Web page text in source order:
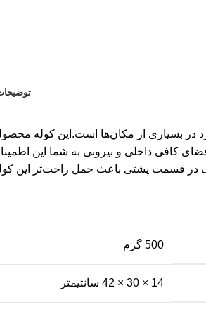
در بسیاری از مکان‌ها است.این کوله
کافی داخلی و بیرونی به شما این
500 گرم
14 × 30 × 42 سانتیمتر